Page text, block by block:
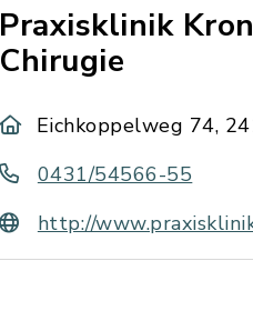
Praxisklinik
Chirugie
Eichkoppelweg 74,
0431/54566-55
http://